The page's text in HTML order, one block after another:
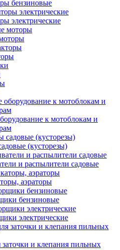
бензиновые
электрические
к мотоблокам и
(кусторезы)
и распылители садовые
аэраторы
бензиновые
электрические
заточки и клепания пильных